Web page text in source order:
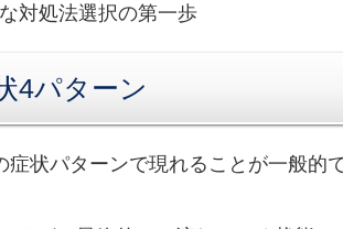
対処法選択の第一歩
4パターン
状パターンで現れることが一般的で